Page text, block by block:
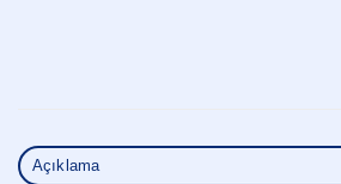
Açıklama